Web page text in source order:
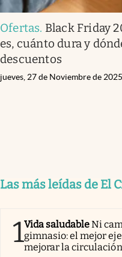
Ofertas. Black Friday
es, cuánto dura y
descuentos
jueves, 27 de Noviembre de 2025
Las más leídas de El
1Vida saludableNi
gimnasio: el mejor
mejorar la circulación